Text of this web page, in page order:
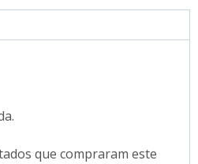
que compraram este